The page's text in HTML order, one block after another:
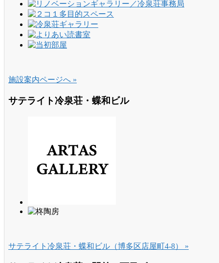
施設案内ページへ »
サテライト冷泉荘・蝶和ビル
サテライト冷泉荘・蝶和ビル（博多区店屋町4-8） »